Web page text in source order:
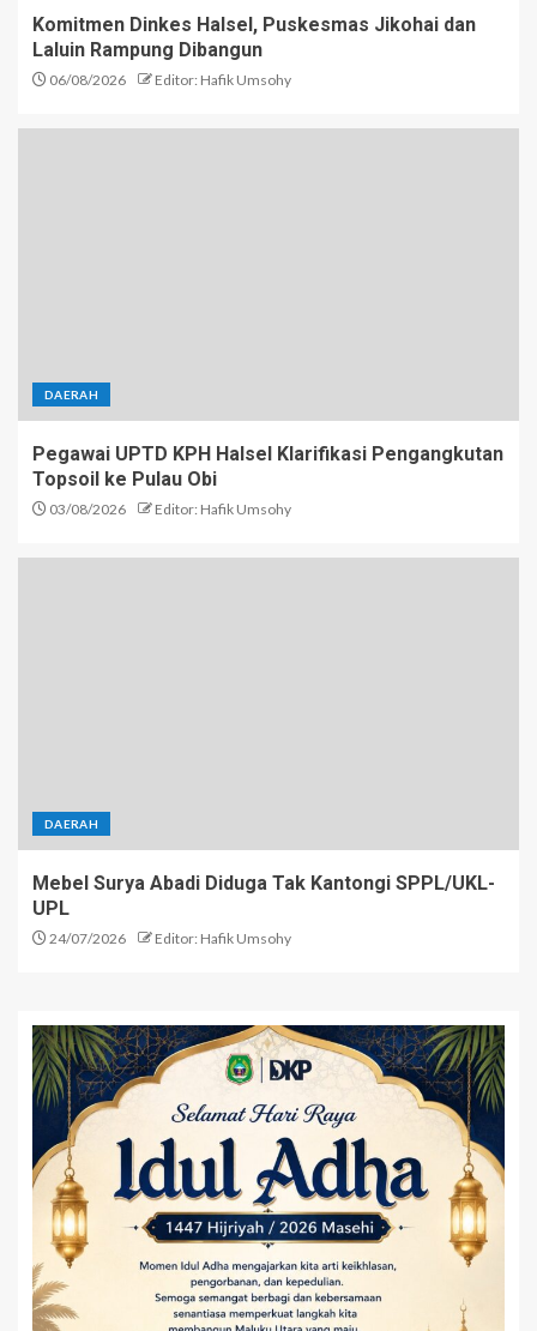
Komitmen Dinkes Halsel, Puskesmas Jikohai dan
Laluin Rampung Dibangun
06/08/2026 Editor: Hafik Umsohy
DAERAH
Pegawai UPTD KPH Halsel Klarifikasi Pengangkutan
Topsoil ke Pulau Obi
03/08/2026 Editor: Hafik Umsohy
DAERAH
Mebel Surya Abadi Diduga Tak Kantongi SPPL/UKL-
UPL
24/07/2026 Editor: Hafik Umsohy